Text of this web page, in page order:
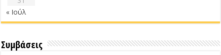
« Ιούλ
Συμβάσεις